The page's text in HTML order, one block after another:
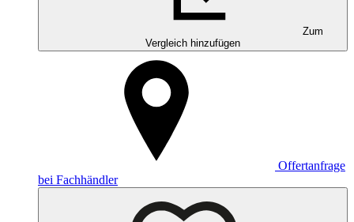
Zum
Vergleich hinzufügen
Offertanfrage
bei Fachhändler